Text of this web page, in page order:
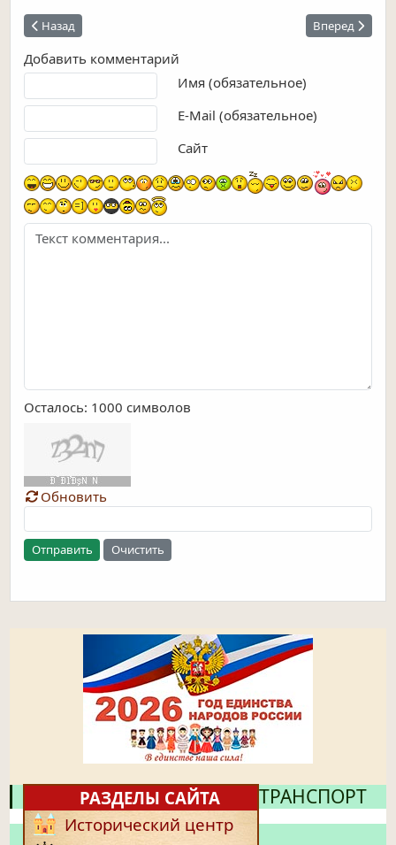
РАЗДЕЛЫ САЙТА
Исторический центр
ТРАНСПОРТ
Предыдущий: Железнодорожный транспорт
Назад Следующий:
Вперед
Добавить комментарий
Имя (обязательное)
E-Mail (обязательное)
Сайт
Осталось: 1000 символов
Обновить
Отправить Очистить